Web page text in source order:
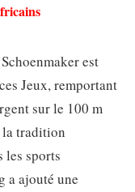
est
Jeux, remportant
sur le 100 m
la tradition
les sports
a ajouté une